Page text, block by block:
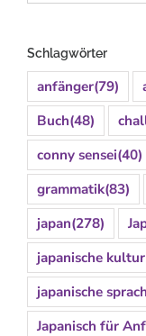
Schlagwörter
anfänger(79)
Buch(48)
conny sensei(40)
grammatik(83)
japan(278)
japanische kultur
japanische
Japanisch für